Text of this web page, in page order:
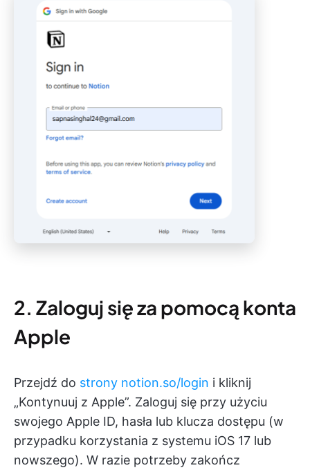
2. Zaloguj się za pomocą konta
Apple
Przejdź do strony notion.so/login i kliknij
„Kontynuuj z Apple”. Zaloguj się przy użyciu
swojego Apple ID, hasła lub klucza dostępu (w
przypadku korzystania z systemu iOS 17 lub
nowszego). W razie potrzeby zakończ